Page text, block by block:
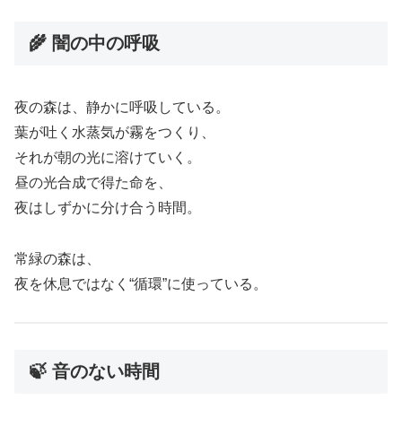
🌾 闇の中の呼吸
夜の森は、静かに呼吸している。
葉が吐く水蒸気が霧をつくり、
それが朝の光に溶けていく。
昼の光合成で得た命を、
夜はしずかに分け合う時間。
常緑の森は、
夜を休息ではなく“循環”に使っている。
🍃 音のない時間